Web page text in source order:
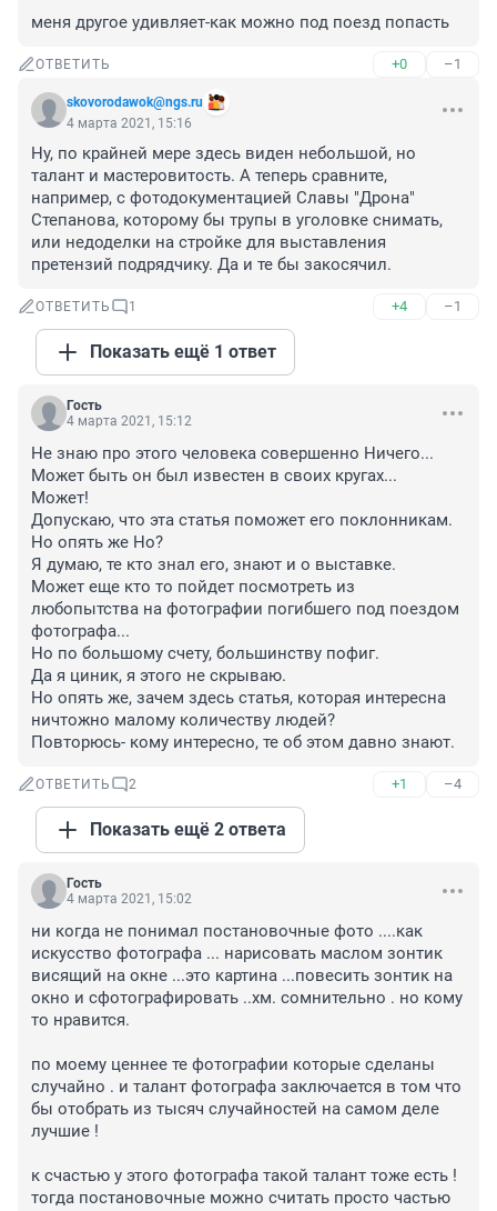
меня другое удивляет-как можно под поезд попасть
ОТВЕТИТЬ +0 –1
skovorodawok@ngs.ru
4 марта 2021, 15:16
Ну, по крайней мере здесь виден небольшой, но
талант и мастеровитость. А теперь сравните,
например, с фотодокументацией Славы "Дрона"
Степанова, которому бы трупы в уголовке снимать,
или недоделки на стройке для выставления
претензий подрядчику. Да и те бы закосячил.
ОТВЕТИТЬ 1 +4 –1
Показать ещё 1 ответ
Гость
4 марта 2021, 15:12
Не знаю про этого человека совершенно Ничего...
Может быть он был известен в своих кругах...
Может!
Допускаю, что эта статья поможет его поклонникам.
Но опять же Но?
Я думаю, те кто знал его, знают и о выставке.
Может еще кто то пойдет посмотреть из
любопытства на фотографии погибшего под поездом
фотографа...
Но по большому счету, большинству пофиг.
Да я циник, я этого не скрываю.
Но опять же, зачем здесь статья, которая интересна
ничтожно малому количеству людей?
Повторюсь- кому интересно, те об этом давно знают.
ОТВЕТИТЬ 2 +1 –4
Показать ещё 2 ответа
Гость
4 марта 2021, 15:02
ни когда не понимал постановочные фото ....как
искусство фотографа ... нарисовать маслом зонтик
висящий на окне ...это картина ...повесить зонтик на
окно и сфотографировать ..хм. сомнительно . но кому
то нравится.
по моему ценнее те фотографии которые сделаны
случайно . и талант фотографа заключается в том что
бы отобрать из тысяч случайностей на самом деле
лучшие !
к счастью у этого фотографа такой талант тоже есть !
тогда постановочные можно считать просто частью